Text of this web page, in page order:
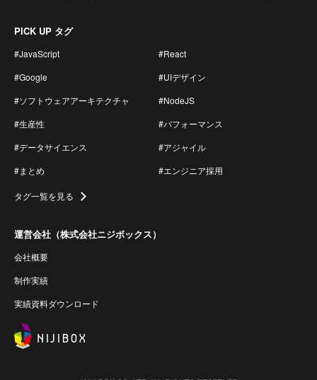
PICK UP タグ
#JavaScript
#React
#Google
#UIデザイン
#ソフトウェアアーキテクチャ
#NodeJS
#生産性
#パフォーマンス
#データサイエンス
#アジャイル
#まとめ
#エンジニア採用
タグ一覧を見る
運営会社（株式会社ニジボックス）
会社概要
制作実績
実績資料ダウンロード